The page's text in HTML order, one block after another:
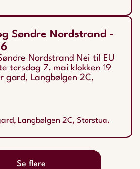
Søndre Nordstrand -
Nordstrand Nei til EU
torsdag 7. mai klokken 19
gard, Langbølgen 2C,
Langbølgen 2C, Storstua.
Se flere